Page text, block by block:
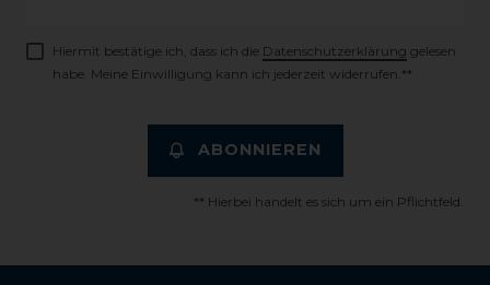
Hiermit bestätige ich, dass ich die Daten­schutz­erklärung gelesen
habe. Meine Einwilligung kann ich jederzeit widerrufen.**
ABONNIEREN
** Hierbei handelt es sich um ein Pflichtfeld.